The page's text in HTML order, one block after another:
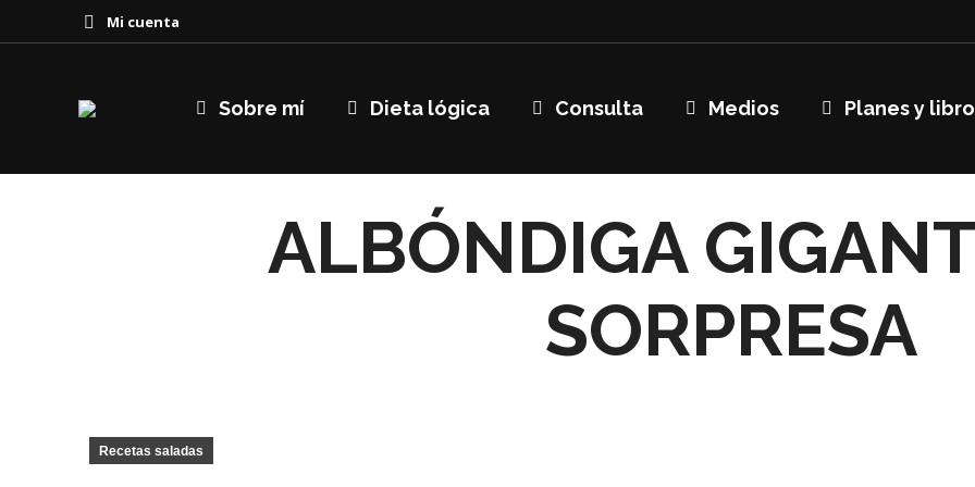
Mi cuenta
Sobre mí Dieta lógica Consulta Medios Planes y
ALBÓNDIGA
SORPRESA
Recetas saladas